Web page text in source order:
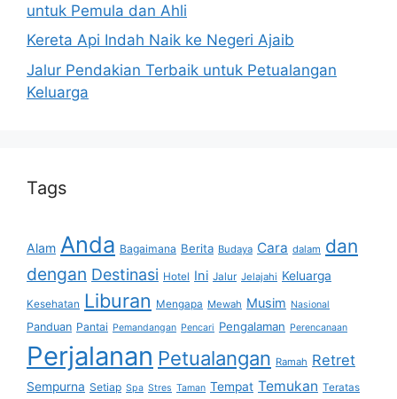
untuk Pemula dan Ahli
Kereta Api Indah Naik ke Negeri Ajaib
Jalur Pendakian Terbaik untuk Petualangan
Keluarga
Tags
Alam Anda Bagaimana Berita Budaya Cara dalam dan
dengan Destinasi Hotel Ini Jalur Jelajahi Keluarga
Kesehatan Liburan Mengapa Mewah Musim Nasional
Panduan Pantai Pemandangan Pencari Pengalaman Perencanaan
Perjalanan Petualangan Ramah Retret
Sempurna Setiap Spa Stres Taman Tempat Temukan Teratas